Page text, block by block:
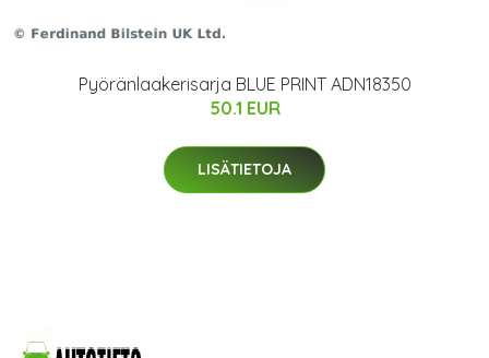
Pyöränlaakerisarja BLUE PRINT ADN18350
50.1 EUR
LISÄTIETOJA